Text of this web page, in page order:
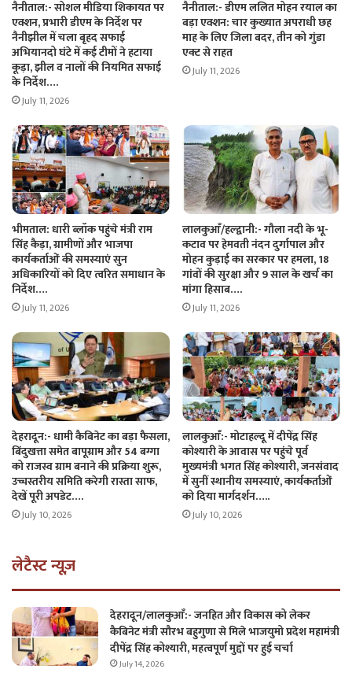
नैनीताल:- सोशल मीडिया शिकायत पर
एक्शन, प्रभारी डीएम के निर्देश पर
नैनीझील में चला बृहद सफाई
अभियानदो घंटे में कई टीमों ने हटाया
कूड़ा, झील व नालों की नियमित सफाई
के निर्देश….
July 11, 2026
नैनीताल:- डीएम ललित मोहन रयाल का
बड़ा एक्शन: चार कुख्यात अपराधी छह
माह के लिए जिला बदर, तीन को गुंडा
एक्ट से राहत
July 11, 2026
भीमताल: धारी ब्लॉक पहुंचे मंत्री राम
सिंह कैड़ा, ग्रामीणों और भाजपा
कार्यकर्ताओं की समस्याएं सुन
अधिकारियों को दिए त्वरित समाधान के
निर्देश….
July 11, 2026
लालकुआँ/हल्द्वानी:- गौला नदी के भू-
कटाव पर हेमवती नंदन दुर्गापाल और
मोहन कुड़ाई का सरकार पर हमला, 18
गांवों की सुरक्षा और 9 साल के खर्च का
मांगा हिसाब….
July 11, 2026
देहरादून:- धामी कैबिनेट का बड़ा फैसला,
बिंदुखत्ता समेत बापूग्राम और 54 बग्गा
को राजस्व ग्राम बनाने की प्रक्रिया शुरू,
उच्चस्तरीय समिति करेगी रास्ता साफ,
देखें पूरी अपडेट….
July 10, 2026
लालकुआँ:- मोटाहल्दू में दीपेंद्र सिंह
कोश्यारी के आवास पर पहुंचे पूर्व
मुख्यमंत्री भगत सिंह कोश्यारी, जनसंवाद
में सुनीं स्थानीय समस्याएं, कार्यकर्ताओं
को दिया मार्गदर्शन…..
July 10, 2026
लेटैस्ट न्यूज़
देहरादून/लालकुआँ:- जनहित और विकास को लेकर
कैबिनेट मंत्री सौरभ बहुगुणा से मिले भाजयुमो प्रदेश महामंत्री
दीपेंद्र सिंह कोश्यारी, महत्वपूर्ण मुद्दों पर हुई चर्चा
July 14, 2026